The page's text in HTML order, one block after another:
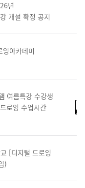
년
개설 확정 공지
아카데미
여름특강 수강생
로잉 수업시간
[디지털 드로잉
)